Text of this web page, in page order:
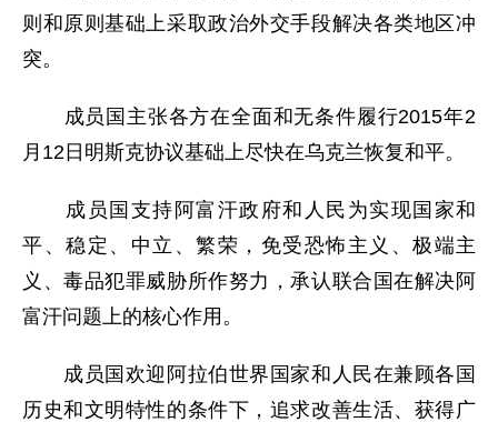
则和原则基础上采取政治外交手段解决各类地区冲
突。
成员国主张各方在全面和无条件履行2015年2
月12日明斯克协议基础上尽快在乌克兰恢复和平。
成员国支持阿富汗政府和人民为实现国家和
平、稳定、中立、繁荣，免受恐怖主义、极端主
义、毒品犯罪威胁所作努力，承认联合国在解决阿
富汗问题上的核心作用。
成员国欢迎阿拉伯世界国家和人民在兼顾各国
历史和文明特性的条件下，追求改善生活、获得广